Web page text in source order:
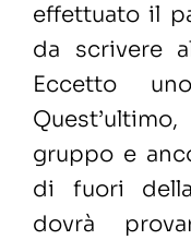
effettuato il
da scrivere
Eccetto
gruppo e
di fuori
dovrà